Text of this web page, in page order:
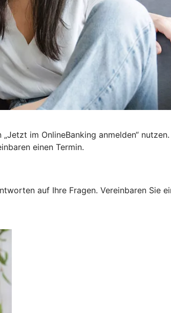
im OnlineBanking anmelden“
einen Termin.
auf Ihre Fragen. Vereinbaren Sie